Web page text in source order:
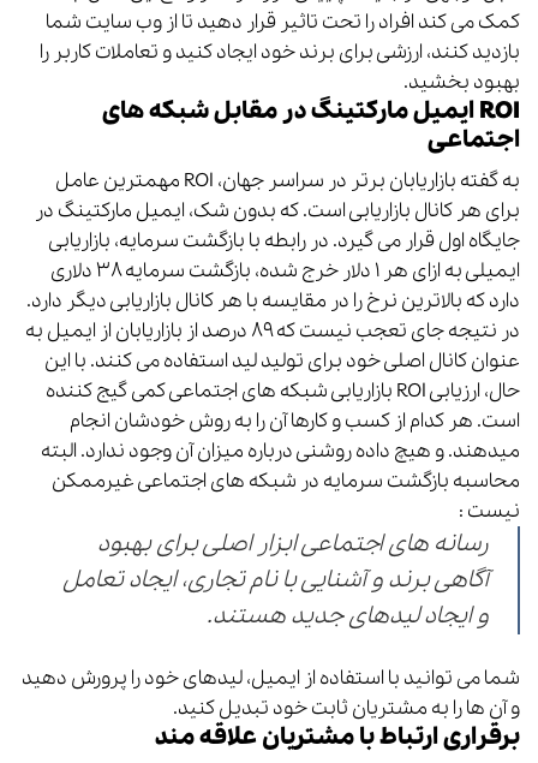
کمک می کند افراد را تحت تاثیر قرار دهید تا از وب سایت شما
بازدید کنند، ارزشی برای برند خود ایجاد کنید و تعاملات کاربر را
بهبود بخشید.
ROIایمیل مارکتینگ در مقابل شبکه های
اجتماعی
به گفته بازاریابان برتر در سراسر جهان، ROI مهمترین عامل
برای هر کانال بازاریابی است. که بدون شک، ایمیل مارکتینگ در
جایگاه اول قرار می گیرد. در رابطه با بازگشت سرمایه، بازاریابی
ایمیلی به ازای هر ۱ دلار خرج شده، بازگشت سرمایه ۳۸ دلاری
دارد که بالاترین نرخ را در مقایسه با هر کانال بازاریابی دیگر دارد.
در نتیجه جای تعجب نیست که ۸۹ درصد از بازاریابان از ایمیل به
عنوان کانال اصلی خود برای تولید لید استفاده می کنند. با این
حال، ارزیابی ROI بازاریابی شبکه های اجتماعی کمی گیج کننده
است. هر کدام از کسب و کارها آن را به روش خودشان انجام
میدهند. و هیچ داده روشنی درباره میزان آن وجود ندارد. البته
محاسبه بازگشت سرمایه در شبکه های اجتماعی غیرممکن
نیست :
رسانه های اجتماعی ابزار اصلی برای بهبود
آگاهی برند و آشنایی با نام تجاری، ایجاد تعامل
و ایجاد لیدهای جدید هستند.
شما می توانید با استفاده از ایمیل، لیدهای خود را پرورش دهید
و آن ها را به مشتریان ثابت خود تبدیل کنید.
برقراری ارتباط با مشتریان علاقه مند